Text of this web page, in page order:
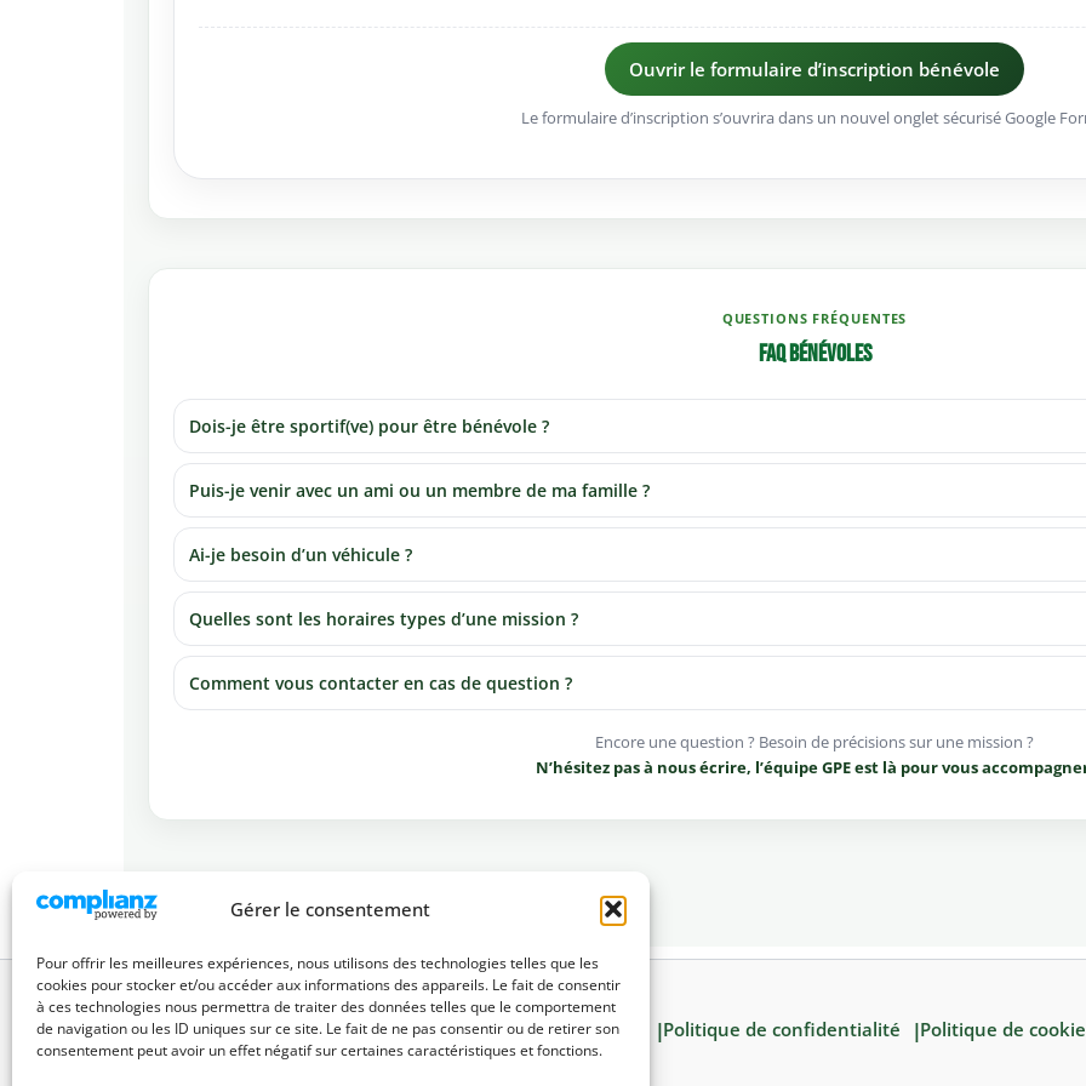
Gérer le consentement
Pour offrir les meilleures expériences, nous utilisons des technologies telles que les
cookies pour stocker et/ou accéder aux informations des appareils. Le fait de consentir
à ces technologies nous permettra de traiter des données telles que le comportement
de navigation ou les ID uniques sur ce site. Le fait de ne pas consentir ou de retirer son
consentement peut avoir un effet négatif sur certaines caractéristiques et fonctions.
Ouvrir le formulaire d’inscription bénévole
Le formulaire d’inscription s’ouvrira dans un nouvel onglet sécurisé Google
QUESTIONS FRÉQUENTES
FAQ bénévoles
Dois-je être sportif(ve) pour être bénévole ?
Puis-je venir avec un ami ou un membre de ma famille ?
Ai-je besoin d’un véhicule ?
Quelles sont les horaires types d’une mission ?
Comment vous contacter en cas de question ?
Encore une question ? Besoin de précisions sur une mission ?
N’hésitez pas à nous écrire, l’équipe GPE est là pour vous
Mentions légales Politique de confidentialité Politique de